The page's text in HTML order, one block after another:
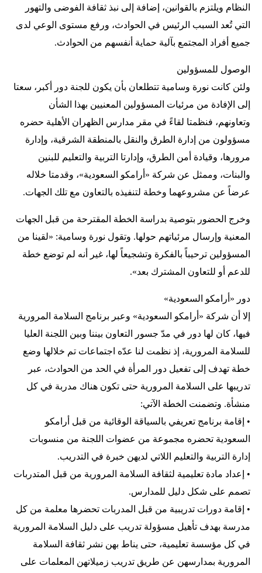
النظام ويلتزم بالقوانين، إضافة إلى نبذ ثقافة الفوضى والتهور
التي تُعد السبب الرئيس في الحوادث، ورفع مستوى الوعي لدى
جميع أفراد المجتمع بآلية حماية أنفسهم من الحوادث.
الوصول للمسؤولين
ولئن كانت نورة وسامية تتطلعان بأن يكون للجنة دور أكبر، سعتا
إلى الإفادة من مرئيات المسؤولين المعنيين بهذا الشأن
وتعاونهم، فنظمتا لقاءً في مقر مدارس الظهران الأهلية حضره
مسؤولون من إدارة الطرق والنقل بالمنطقة الشرقية، وإدارة
مرورها، وقيادة أمن الطرق، وإدارتا التربية والتعليم للبنين
والبنات، وممثل عن شركة «أرامكو السعودية»، وقدمتا خلاله
عرضاً عن مشروعهما وخطة لتنفيذه بالتعاون مع تلك الجهات.
وخرج الحضور بتوصية بدراسة الخطة المقترحة من قبل الجهات
المعنية وإرسال مرئياتهم حولها. وتقول نورة وسامية: «لقينا من
المسؤولين ترحيباً بالفكرة وتشجيعاً لها، غير أنه لم توضع خطة
للدعم أو للتعاون المشترك بعد».
دور «أرامكو السعودية»
إلا أن شركة «أرامكو السعودية» وعبر برنامج السلامة المرورية
فيها، كان لها دور في مدّ جسور التعاون بيننا وبين اللجنة العليا
للسلامة المرورية، إذ نظمت لنا عدّه اجتماعات تم خلالها وضع
خطة تهدف إلى تفعيل دور المرأة في الحد من الحوادث، عبر
تدريبها على السلامة المرورية حتى تكون هناك مدربة في كل
منشأة. وتضمنت الخطة الآتي:
• إقامة برنامج تعريفي بالسياقة الوقائية من قبل أرامكو
السعودية تحضره مجموعة من عضوات اللجنة من منسوبات
إدارة التربية والتعليم اللاتي لديهن خبرة في التدريب.
• إعداد مادة تعليمية لثقافة السلامة المرورية من قبل المتدربات
تصمم على شكل دليل للمدارس.
• إقامة دورات تدريبية من قبل المدربات تحضرها معلمة من كل
مدرسة بهدف تأهيل مسؤولة تدريب على دليل السلامة المرورية
في كل مؤسسة تعليمية، حتى يناط بهن نشر ثقافة السلامة
المرورية بمدارسهن عن طريق تدريب زميلاتهن المعلمات على